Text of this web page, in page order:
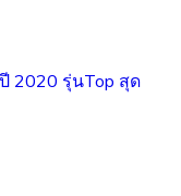
2020 รุ่นTop สุด